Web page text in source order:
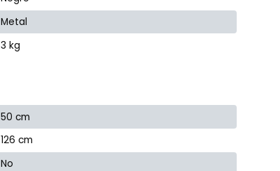
Metal
3 kg
50 cm
126 cm
No